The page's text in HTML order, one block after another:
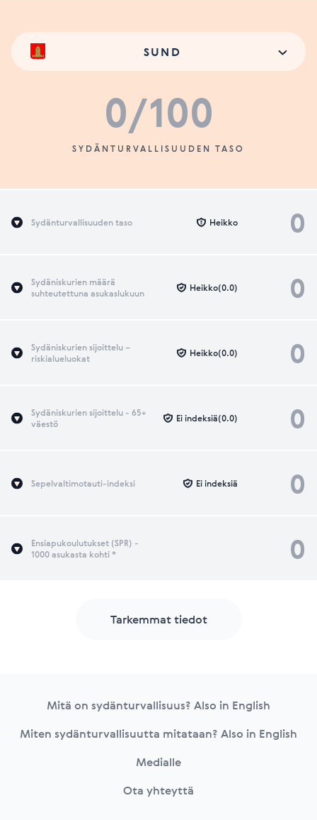
SUND
0/100
SYDÄNTURVALLISUUDEN TASO
Sydänturvallisuuden taso 0
Heikko
Sydäniskurien määrä
suhteutettuna asukaslukuun
0
Heikko(0.0)
Sydäniskurien sijoittelu –
riskialueluokat
0
Heikko(0.0)
Sydäniskurien sijoittelu - 65+
väestö
0
Ei indeksiä(0.0)
Sepelvaltimotauti-indeksi 0
Ei indeksiä
Ensiapukoulutukset (SPR) -
1000 asukasta kohti *
0
Tarkemmat tiedot
Mitä on sydänturvallisuus? Also in English
Miten sydänturvallisuutta mitataan? Also in English
Medialle
Ota yhteyttä